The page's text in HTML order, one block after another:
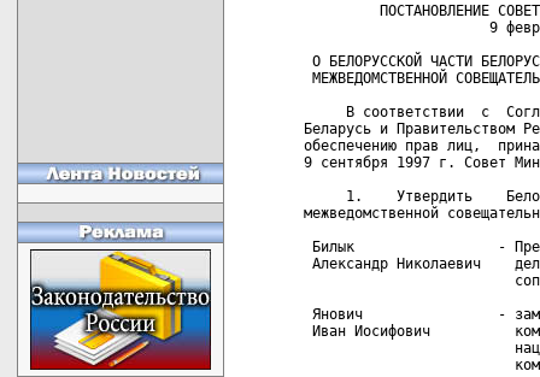
ПОСТАНОВЛЕНИЕ
9
О БЕЛОРУССКОЙ ЧАСТИ
МЕЖВЕДОМСТВЕННОЙ
В соответствии  с
Беларусь и Правительством
обеспечению прав лиц,
9 сентября 1997 г. Совет
1.    Утвердить
межведомственной
Билык                 -
Александр Николаевич
Янович                -
Иван Иосифович